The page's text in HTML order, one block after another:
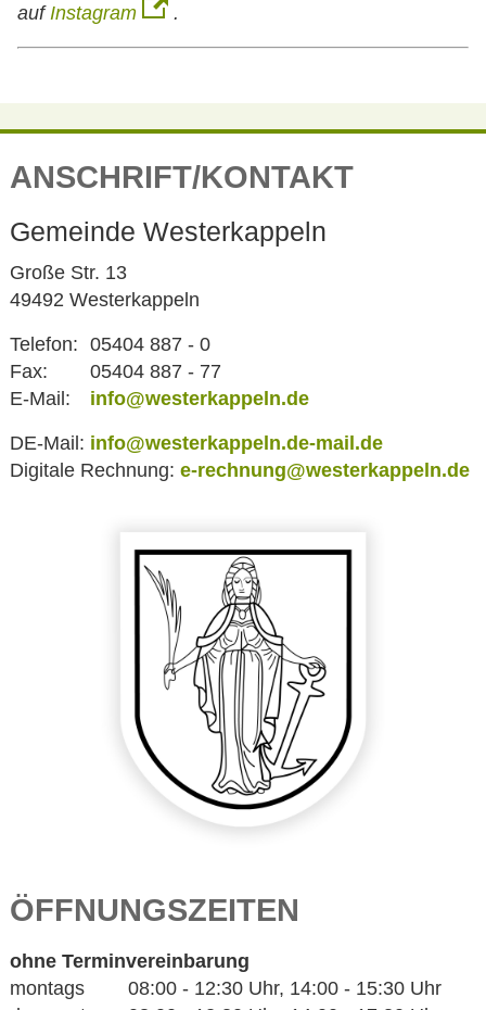
aufInstagram .
ANSCHRIFT/KONTAKT
Gemeinde Westerkappeln
Große Str. 13
49492 Westerkappeln
Telefon: 05404 887 - 0
Fax:
05404 887 - 77
E-Mail:
info@westerkappeln.de
DE-Mail: info@westerkappeln.de-mail.de
Digitale Rechnung: e-rechnung@westerkappeln.de
ÖFFNUNGSZEITEN
ohne Terminvereinbarung
montags 08:00 - 12:30 Uhr, 14:00 - 15:30 Uhr